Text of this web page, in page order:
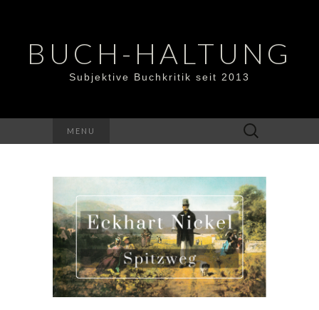
BUCH-HALTUNG
Subjektive Buchkritik seit 2013
MENU
Suchen
nach: